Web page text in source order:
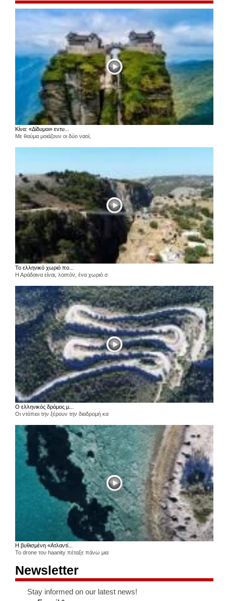
Κίνα: «Δίδυμοι» εντυ...
Με θαύμα μοιάζουν οι δύο ναοί,
Το ελληνικό χωριό πο...
Η Αράδαινα είναι, λοιπόν, ένα χωριό σ
Ο ελληνικός δρόμος μ...
Οι ντόπιοι την ξέρουν την διαδρομή κα
Η βυθισμένη «Ατλαντί...
Το drone του haanity πέταξε πάνω μια
Newsletter
Stay informed on our latest news!